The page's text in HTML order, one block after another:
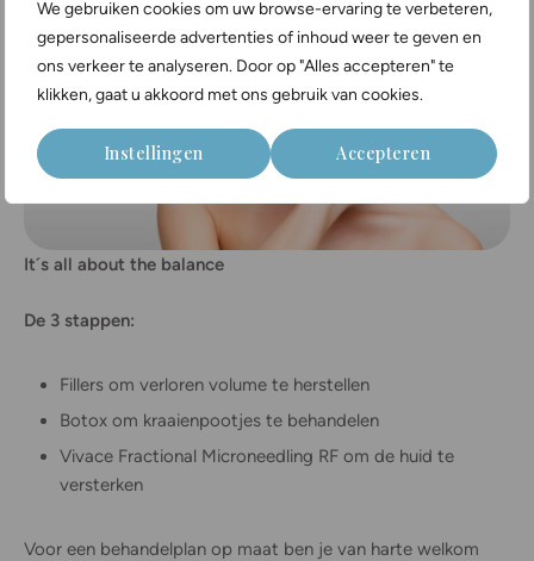
We gebruiken cookies om uw browse-ervaring te verbeteren,
gepersonaliseerde advertenties of inhoud weer te geven en
ons verkeer te analyseren. Door op "Alles accepteren" te
klikken, gaat u akkoord met ons gebruik van cookies.
Instellingen Accepteren
It´s all about the balance
De 3 stappen:
Fillers om verloren volume te herstellen
Botox om kraaienpootjes te behandelen
Vivace Fractional Microneedling RF om de huid te
versterken
Voor een behandelplan op maat ben je van harte welkom